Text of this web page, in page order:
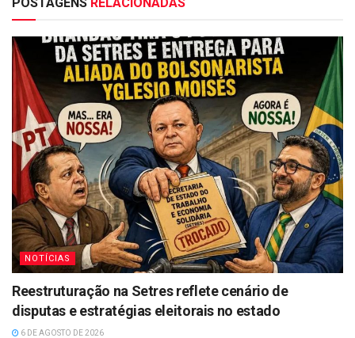
NOTÍCIAS
Reestruturação na Setres reflete cenário de
disputas e estratégias eleitorais no estado
6 DE AGOSTO DE 2026